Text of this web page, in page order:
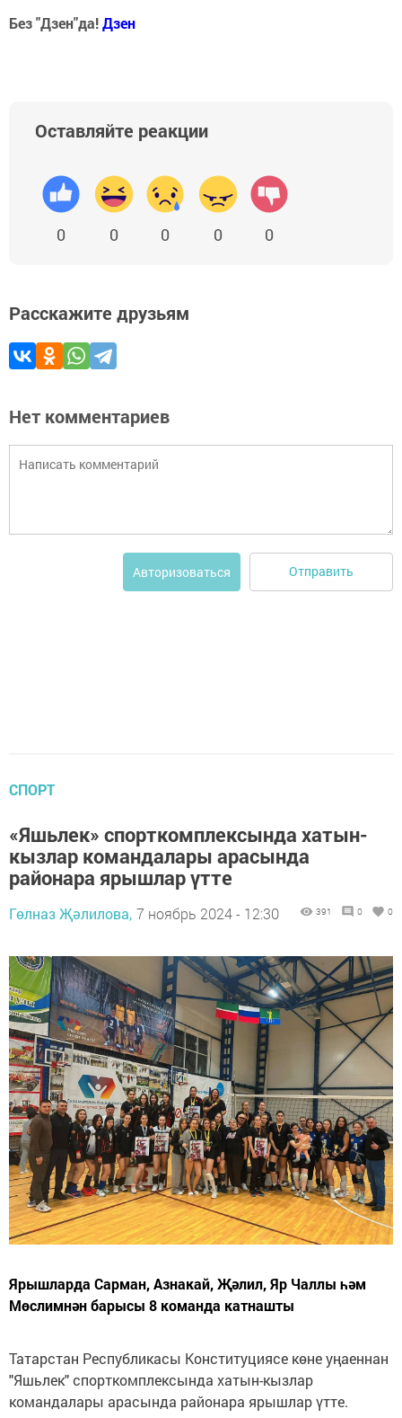
Без "Дзен"да!Дзен
Оставляйте реакции
0 0 0 0 0
Расскажите друзьям
Нет комментариев
Авторизоваться Отправить
СПОРТ
«Яшьлек» спорткомплексында хатын-
кызлар командалары арасында
районара ярышлар үтте
Гөлназ Җәлилова, 7 ноябрь 2024 - 12:30 391 0 0
Ярышларда Сарман, Азнакай, Җәлил, Яр Чаллы һәм
Мөслимнән барысы 8 команда катнашты
Татарстан Республикасы Конституциясе көне уңаеннан
"Яшьлек" спорткомплексында хатын-кызлар
командалары арасында районара ярышлар үтте.